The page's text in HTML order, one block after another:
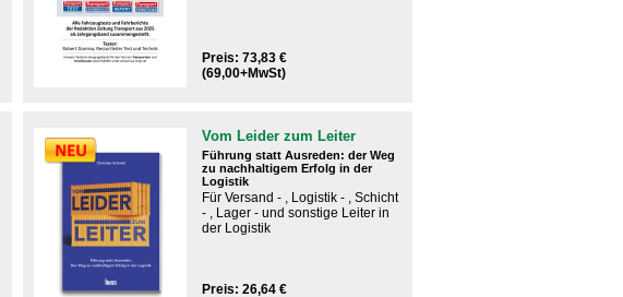
Preis: 73,83 €
(69,00+MwSt)
Vom Leider zum Leiter
Führung statt Ausreden: der Weg
zu nachhaltigem Erfolg in der
Logistik
Für ​Versand - , Logistik - , Schicht
- , Lager - und sonstige Leiter in
der Logistik
Preis: 26,64 €